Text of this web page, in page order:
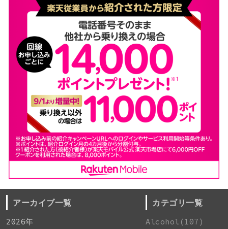
アーカイブ一覧
2026年
カテゴリ一覧
Alcohol(107)